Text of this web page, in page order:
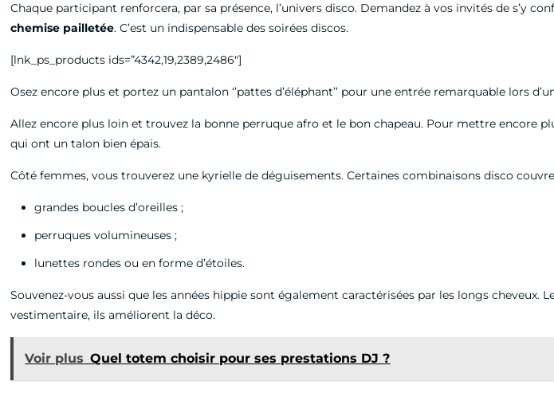
Chaque participant renforcera, par sa présence, l’univers disco. Demandez à vos invités de s’y
chemise pailletée. C’est un indispensable des soirées discos.
[lnk_ps_products ids=”4342,19,2389,2486″]
Osez encore plus et portez un pantalon ‘’pattes d’éléphant’’ pour une entrée remarquable lors
Allez encore plus loin et trouvez la bonne perruque afro et le bon chapeau. Pour mettre encore
qui ont un talon bien épais.
Côté femmes, vous trouverez une kyrielle de déguisements. Certaines combinaisons disco
grandes boucles d’oreilles ;
perruques volumineuses ;
lunettes rondes ou en forme d’étoiles.
Souvenez-vous aussi que les années hippie sont également caractérisées par les longs cheveux.
vestimentaire, ils améliorent la déco.
Voir plus Quel totem choisir pour ses prestations DJ ?